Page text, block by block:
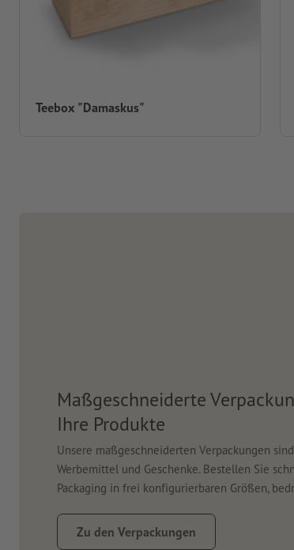
Teebox "Damaskus"
Maßgeschneiderte
Ihre Produkte
Unsere maßgeschneiderten Verpackungen
Werbemittel und Geschenke. Bestellen Sie
Packaging in frei konfigurierbaren Größen,
Zu den Verpackungen